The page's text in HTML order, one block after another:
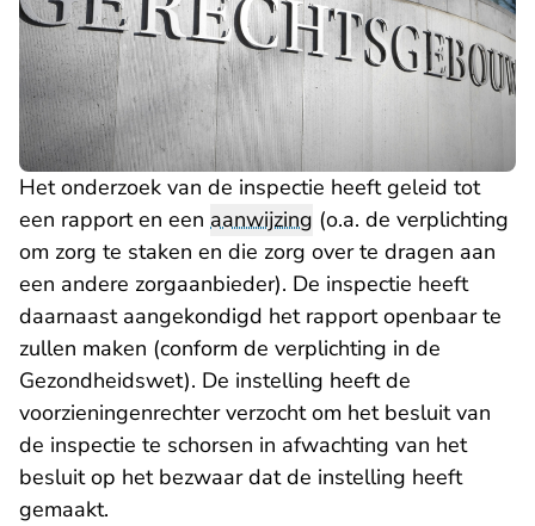
Het onderzoek van de inspectie heeft geleid tot
een rapport en een aanwijzing (o.a. de verplichting
om zorg te staken en die zorg over te dragen aan
een andere zorgaanbieder). De inspectie heeft
daarnaast aangekondigd het rapport openbaar te
zullen maken (conform de verplichting in de
Gezondheidswet). De instelling heeft de
voorzieningenrechter verzocht om het besluit van
de inspectie te schorsen in afwachting van het
besluit op het bezwaar dat de instelling heeft
gemaakt.